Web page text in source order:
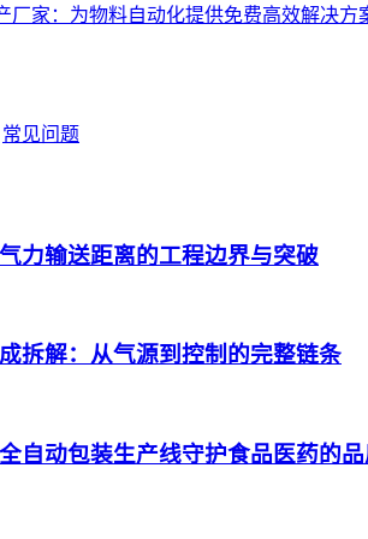
厂家：为物料自动化提供免费高效解决方
常见问题
力输送距离的工程边界与突破
拆解：从气源到控制的完整链条
自动包装生产线守护食品医药的